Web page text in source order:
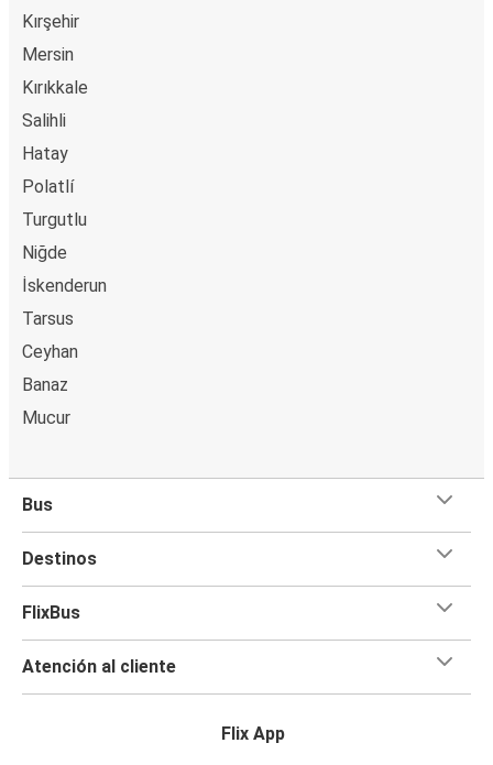
Kırşehir
Mersin
Kırıkkale
Salihli
Hatay
Polatlí
Turgutlu
Niğde
İskenderun
Tarsus
Ceyhan
Banaz
Mucur
Bus
Destinos
FlixBus
Atención al cliente
Flix App